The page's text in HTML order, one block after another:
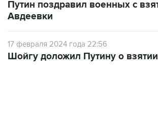
Путин поздравил военных с
Авдеевки
17 февраля 2024 года 22:56
Шойгу доложил Путину о